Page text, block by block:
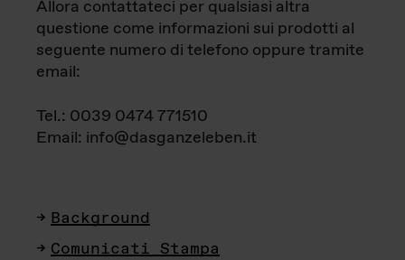
Allora contattateci per qualsiasi altra
questione come informazioni sui prodotti al
seguente numero di telefono oppure tramite
email:
Tel.: 0039 0474 771510
Email: info@dasganzeleben.it
Background
Comunicati Stampa